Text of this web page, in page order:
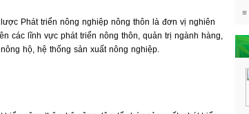
Phát triển nông nghiệp nông thôn là đơn vị nghiên
các lĩnh vực phát triển nông thôn, quản trị ngành hàng,
hộ, hệ thống sản xuất nông nghiệp.